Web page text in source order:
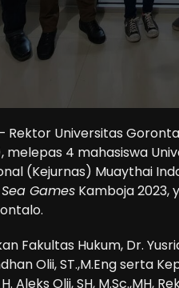
Rektor Universitas
melepas 4 mahasiswa
(Kejurnas) Muaythai
Sea Games Kamboja 2023,
Fakultas Hukum, Dr.
Olii, ST.,M.Eng serta
Aleks Olii, SH, M.Sc.,MH,